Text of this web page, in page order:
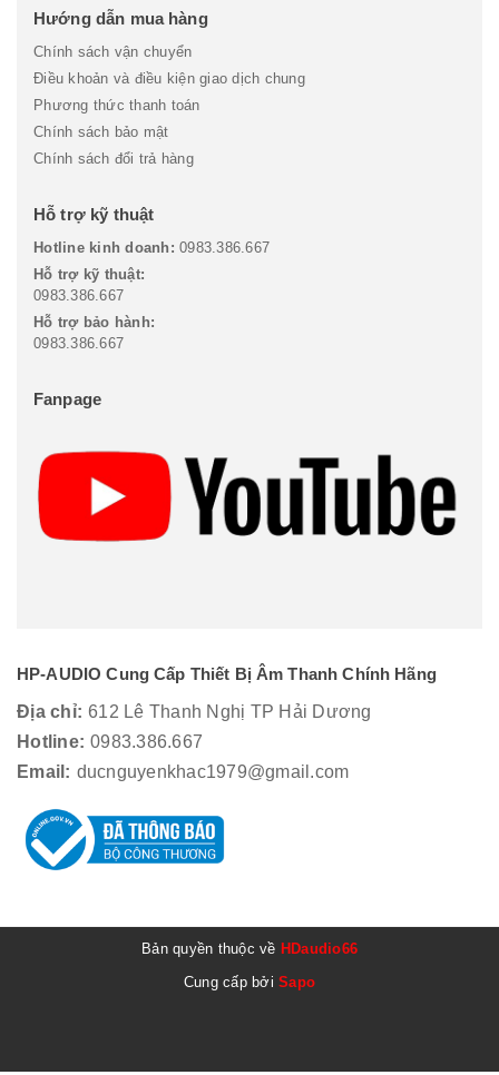
Hướng dẫn mua hàng
Chính sách vận chuyển
Điều khoản và điều kiện giao dịch chung
Phương thức thanh toán
Chính sách bảo mật
Chính sách đổi trả hàng
Hỗ trợ kỹ thuật
Hotline kinh doanh: 0983.386.667
Hỗ trợ kỹ thuật:
0983.386.667
Hỗ trợ bảo hành:
0983.386.667
Fanpage
HP-AUDIO Cung Cấp Thiết Bị Âm Thanh Chính Hãng
Địa chỉ: 612 Lê Thanh Nghị TP Hải Dương
Hotline: 0983.386.667
Email: ducnguyenkhac1979@gmail.com
Bản quyền thuộc về HDaudio66
Cung cấp bởiSapo